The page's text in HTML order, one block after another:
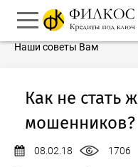
Наши советы Вам
Как не стать
мошенников?
08.02.18
1706